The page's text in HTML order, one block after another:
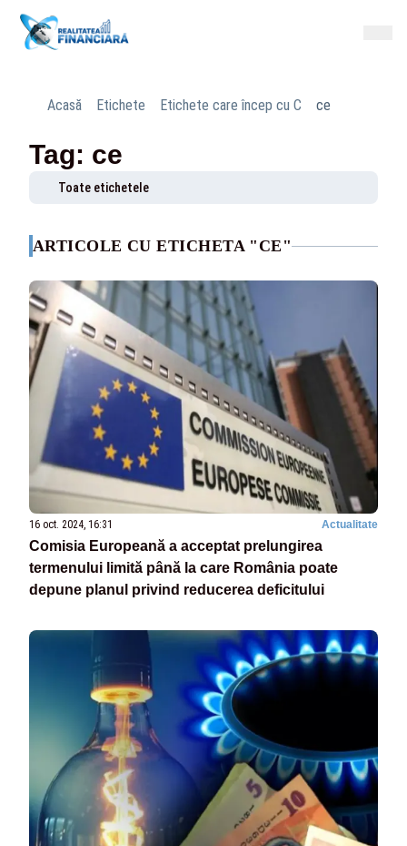
Acasă Etichete Etichete care încep cu C ce
Tag: ce
Toate etichetele
ARTICOLE CU ETICHETA "CE"
16 oct. 2024, 16:31 Actualitate
Comisia Europeană a acceptat prelungirea
termenului limită până la care România poate
depune planul privind reducerea deficitului